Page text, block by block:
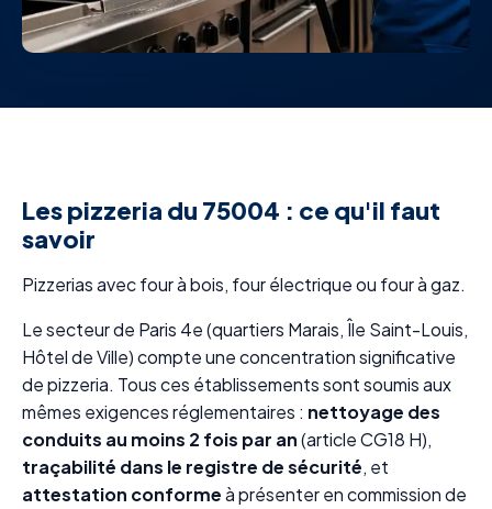
Les pizzeria du 75004 : ce qu'il faut
savoir
Pizzerias avec four à bois, four électrique ou four à gaz.
Le secteur de Paris 4e (quartiers Marais, Île Saint-Louis,
Hôtel de Ville) compte une concentration significative
de pizzeria. Tous ces établissements sont soumis aux
mêmes exigences réglementaires : nettoyage des
conduits au moins 2 fois par an(article CG18 H),
traçabilité dans le registre de sécurité, et
attestation conformeà présenter en commission de